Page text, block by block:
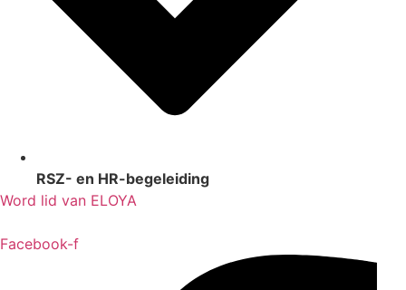
RSZ- en HR-begeleiding
Word lid van ELOYA
Facebook-f